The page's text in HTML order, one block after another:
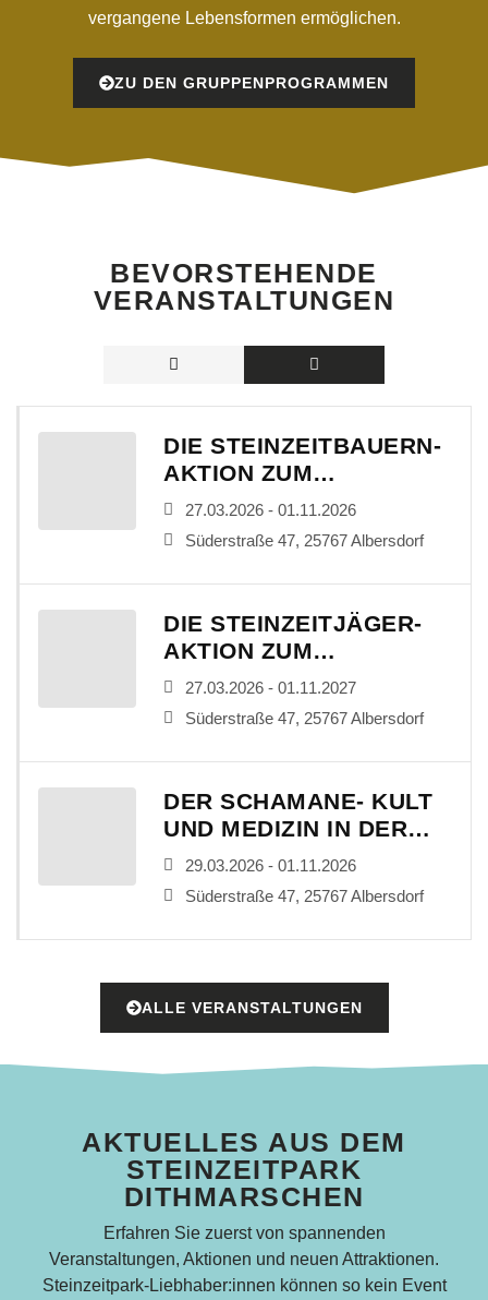
vergangene Lebensformen ermöglichen.
ZU DEN GRUPPENPROGRAMMEN
BEVORSTEHENDE
VERANSTALTUNGEN
DIE STEINZEITBAUERN-
AKTION ZUM
MITMACHEN
27.03.2026 - 01.11.2026
Süderstraße 47, 25767 Albersdorf
DIE STEINZEITJÄGER-
AKTION ZUM
MITMACHEN
27.03.2026 - 01.11.2027
Süderstraße 47, 25767 Albersdorf
DER SCHAMANE- KULT
UND MEDIZIN IN DER
STEINZEIT
29.03.2026 - 01.11.2026
Süderstraße 47, 25767 Albersdorf
ALLE VERANSTALTUNGEN
AKTUELLES AUS DEM
STEINZEITPARK
DITHMARSCHEN
Erfahren Sie zuerst von spannenden
Veranstaltungen, Aktionen und neuen Attraktionen.
Steinzeitpark-Liebhaber:innen können so kein Event